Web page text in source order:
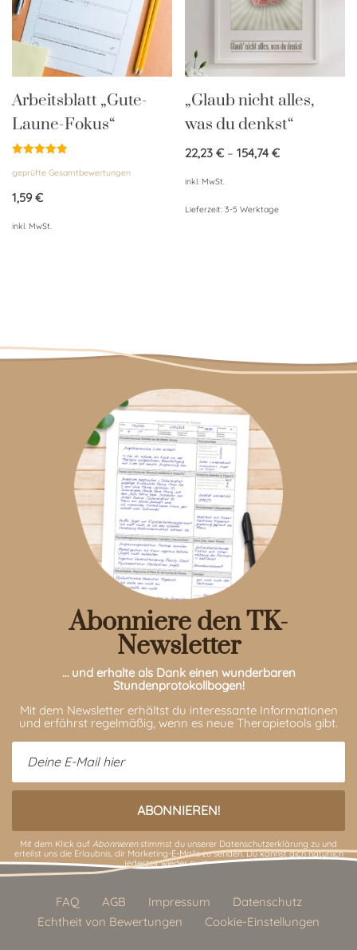
Arbeitsblatt „Gute-
Laune-Fokus“
mit
von 5
geprüfte Gesamtbewertungen
1,59€
inkl. MwSt.
„Glaub nicht alles,
was du denkst“
22,23€ –154,74€
inkl. MwSt.
Lieferzeit:3-5 Werktage
Abonniere den TK-
Newsletter
… und erhalte als Dank einen wunderbaren
Stundenprotokollbogen!
Mit dem Newsletter erhältst du interessante Informationen
und erfährst regelmäßig, wenn es neue Therapietools gibt.
Mit dem Klick auf Abonnierenstimmst du unserer Datenschutzerklärung zu und
erteilst uns die Erlaubnis, dir Marketing-E-Mails zu senden. Du kannst dich natürlich
jederzeit wieder austragen.
FAQ AGB Impressum
Datenschutz
Echtheit von Bewertungen
Cookie-Einstellungen